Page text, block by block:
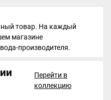
товар. На каждый
магазине
производителя.
Перейти в
коллекцию